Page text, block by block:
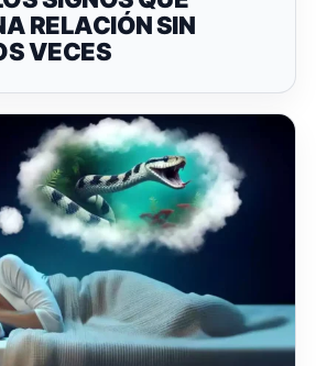
RELACIÓN SIN
VECES